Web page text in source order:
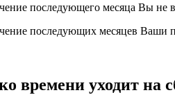
последующего месяца Вы не
последующих месяцев Ваши
времени уходит на